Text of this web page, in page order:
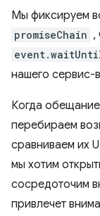
Мы фиксируем
promiseChain ,
нашего сервис-
Когда обещание
перебираем
сравниваем их
мы хотим
сосредоточим
привлечет